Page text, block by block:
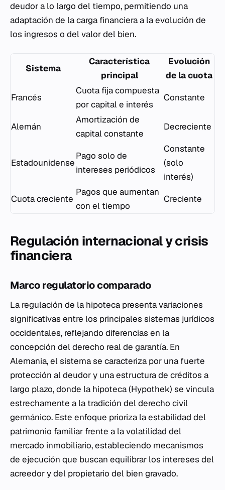
deudor a lo largo del tiempo, permitiendo una
adaptación de la carga financiera a la evolución de
los ingresos o del valor del bien.
Sistema
Característica
principal
Evolución
de la cuota
Francés
Cuota fija compuesta
por capital e interés
Constante
Alemán
Amortización de
capital constante
Decreciente
Estadounidense
Pago solo de
intereses periódicos
Constante
(solo
interés)
Cuota creciente
Pagos que aumentan
con el tiempo
Creciente
Regulación internacional y crisis
financiera
Marco regulatorio comparado
La regulación de la hipoteca presenta variaciones
significativas entre los principales sistemas jurídicos
occidentales, reflejando diferencias en la
concepción del derecho real de garantía. En
Alemania, el sistema se caracteriza por una fuerte
protección al deudor y una estructura de créditos a
largo plazo, donde la hipoteca (Hypothek) se vincula
estrechamente a la tradición del derecho civil
germánico. Este enfoque prioriza la estabilidad del
patrimonio familiar frente a la volatilidad del
mercado inmobiliario, estableciendo mecanismos
de ejecución que buscan equilibrar los intereses del
acreedor y del propietario del bien gravado.